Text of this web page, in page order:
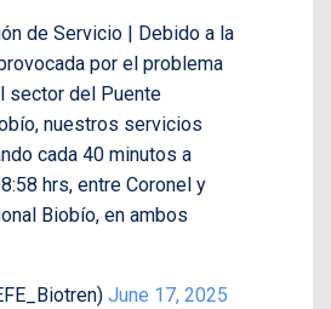
de Servicio | Debido a la
por el problema
sector del Puente
nuestros servicios
cada 40 minutos a
hrs, entre Coronel y
Biobío, en ambos
June 17, 2025